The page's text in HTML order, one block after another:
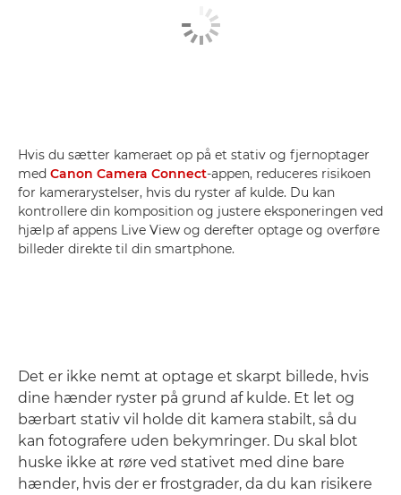
Hvis du sætter kameraet op på et stativ og fjernoptager
med Canon Camera Connect-appen, reduceres risikoen
for kamerarystelser, hvis du ryster af kulde. Du kan
kontrollere din komposition og justere eksponeringen ved
hjælp af appens Live View og derefter optage og overføre
billeder direkte til din smartphone.
Det er ikke nemt at optage et skarpt billede, hvis
dine hænder ryster på grund af kulde. Et let og
bærbart stativ vil holde dit kamera stabilt, så du
kan fotografere uden bekymringer. Du skal blot
huske ikke at røre ved stativet med dine bare
hænder, hvis der er frostgrader, da du kan risikere